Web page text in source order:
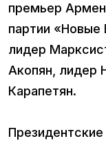
премьер
партии
лидер
Акопян, лидер
Карапетян.